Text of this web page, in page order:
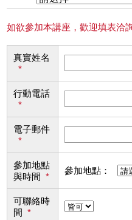
如欲參加本講座，歡迎填表洽
真實姓名
*
行動電話
*
電子郵件
*
參加地點
與時間 *
參加地點：
可聯絡時
間 *